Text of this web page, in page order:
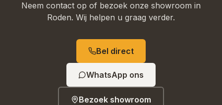
Neem contact op of bezoek onze showroom in
Roden. Wij helpen u graag verder.
Bel direct
WhatsApp ons
Bezoek showroom